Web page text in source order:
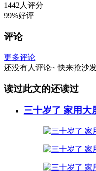
1442人评分
99%好评
评论
更多评论
还没有人评论~ 快来抢沙
读过此文的还读过
三十岁了 家用大